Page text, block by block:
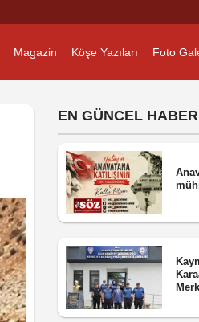
Magazin Köşe Yazıları Foto
EN GÜNCEL